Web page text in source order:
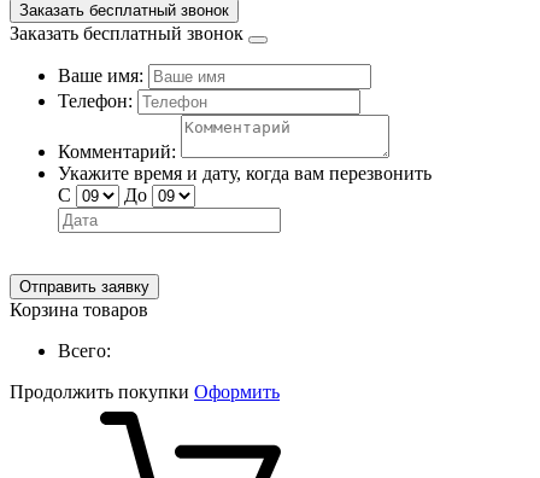
Заказать бесплатный звонок
Заказать бесплатный звонок
Ваше имя:
Телефон:
Комментарий:
Укажите время и дату, когда вам перезвонить
С
До
Отправить заявку
Корзина товаров
Всего:
Продолжить покупки Оформить